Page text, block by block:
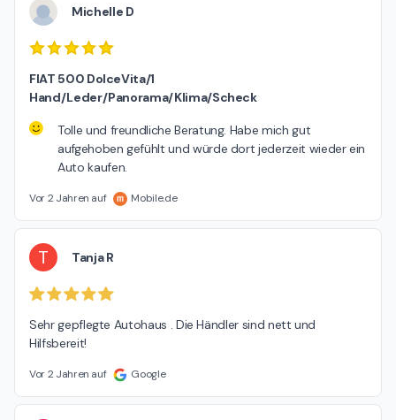
Michelle D
FIAT 500 DolceVita/1
Hand/Leder/Panorama/Klima/Scheck
Tolle und freundliche Beratung. Habe mich gut
aufgehoben gefühlt und würde dort jederzeit wieder ein
Auto kaufen.
Vor 2 Jahren auf Mobile.de
T Tanja R
Sehr gepflegte Autohaus . Die Händler sind nett und
Hilfsbereit!
Vor 2 Jahren auf Google